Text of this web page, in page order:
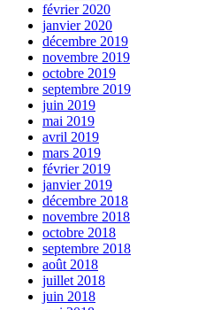
février 2020
janvier 2020
décembre 2019
novembre 2019
octobre 2019
septembre 2019
juin 2019
mai 2019
avril 2019
mars 2019
février 2019
janvier 2019
décembre 2018
novembre 2018
octobre 2018
septembre 2018
août 2018
juillet 2018
juin 2018